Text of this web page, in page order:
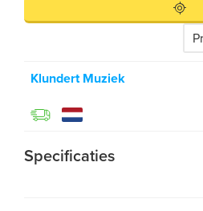
Klundert Muziek
Specificaties